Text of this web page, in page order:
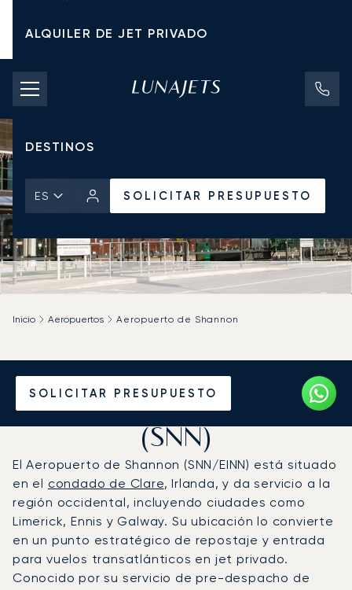
ALQUILER DE JET PRIVADO
TARIFAS DE CHÁRTER
JETS PRIVADOS
DESTINOS
ES SOLICITAR PRESUPUESTO
SOLICITAR PRESUPUESTO
Inicio Aeropuertos Aeropuerto de Shannon
Vuele en Jet Privado al
Aeropuerto de Shannon
(SNN)
El Aeropuerto de Shannon (SNN/EINN) está situado
en el condado de Clare, Irlanda, y da servicio a la
región occidental, incluyendo ciudades como
Limerick, Ennis y Galway. Su ubicación lo convierte
en un punto estratégico de repostaje y entrada
para vuelos transatlánticos en jet privado.
Conocido por su servicio de pre-despacho de